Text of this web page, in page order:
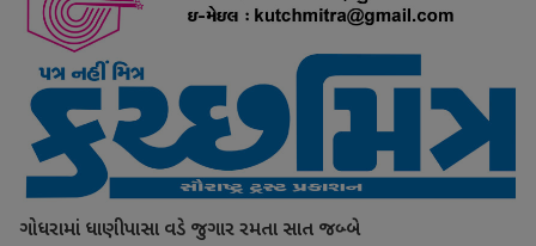
ગોધરામાં ધાણીપાસા વડે જુગાર રમતા સાત જબ્બે